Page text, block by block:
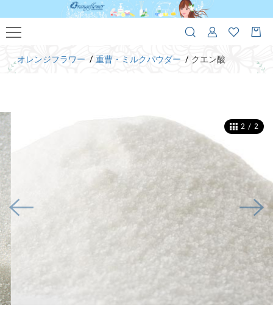
オレンジフラワー 重曹・ミルクパウダー クエン酸
1 / 2